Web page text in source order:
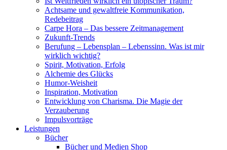
Achtsame und gewaltfreie Kommunikation,
Redebeitrag
Carpe Hora – Das bessere Zeitmanagement
Zukunft-Trends
Berufung – Lebensplan – Lebenssinn. Was ist mir
wirklich wichtig?
Spirit, Motivation, Erfolg
Alchemie des Glücks
Humor-Weisheit
Inspiration, Motivation
Entwicklung von Charisma. Die Magie der
Verzauberung
Impulsvorträge
Leistungen
Bücher
Bücher und Medien Shop